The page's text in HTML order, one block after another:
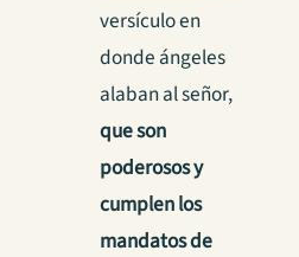
versículo en
donde ángeles
alaban al señor,
que son
poderosos y
cumplen los
mandatos de